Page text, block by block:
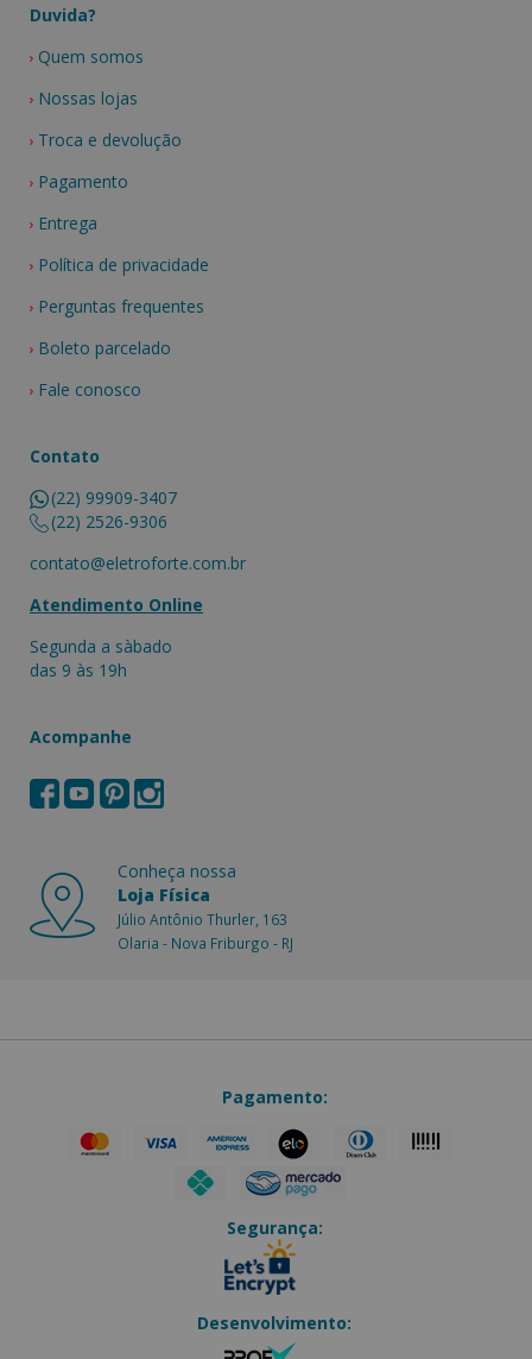
Duvida?
Quem somos
Nossas lojas
Troca e devolução
Pagamento
Entrega
Política de privacidade
Perguntas frequentes
Boleto parcelado
Fale conosco
Contato
(22) 99909-3407
(22) 2526-9306
contato@eletroforte.com.br
Atendimento Online
Segunda a sàbado
das 9 às 19h
Acompanhe
Conheça nossa
Loja Física
Júlio Antônio Thurler, 163
Olaria - Nova Friburgo - RJ
Pagamento:
Segurança:
Desenvolvimento: